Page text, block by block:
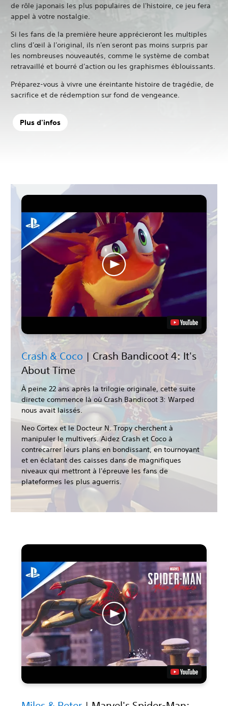
de rôle japonais les plus populaires de l'histoire, ce jeu fera
appel à votre nostalgie.
Si les fans de la première heure apprécieront les multiples
clins d'œil à l'original, ils n'en seront pas moins surpris par
les nombreuses nouveautés, comme le système de combat
retravaillé et bourré d'action ou les graphismes éblouissants.
Préparez-vous à vivre une éreintante histoire de tragédie, de
sacrifice et de rédemption sur fond de vengeance.
Plus d'infos
Crash & Coco | Crash Bandicoot 4: It's
About Time
À peine 22 ans après la trilogie originale, cette suite
directe commence là où Crash Bandicoot 3: Warped
nous avait laissés.
Neo Cortex et le Docteur N. Tropy cherchent à
manipuler le multivers. Aidez Crash et Coco à
contrecarrer leurs plans en bondissant, en tournoyant
et en éclatant des caisses dans de magnifiques
niveaux qui mettront à l'épreuve les fans de
plateformes les plus aguerris.